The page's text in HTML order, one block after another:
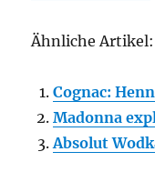
Ähnliche Artikel:
Cognac:
Madonna
Absolut